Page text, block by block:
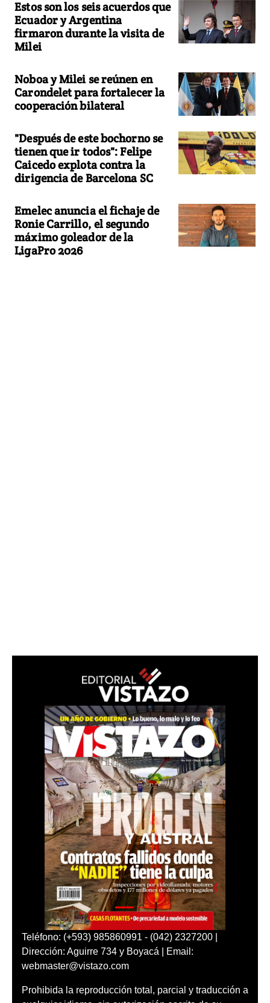
Estos son los seis acuerdos que
Ecuador y Argentina
firmaron durante la visita de
Milei
Noboa y Milei se reúnen en
Carondelet para fortalecer la
cooperación bilateral
"Después de este bochorno se
tienen que ir todos": Felipe
Caicedo explota contra la
dirigencia de Barcelona SC
Emelec anuncia el fichaje de
Ronie Carrillo, el segundo
máximo goleador de la
LigaPro 2026
Teléfono: (+593) 985860991 - (042) 2327200 |
Dirección: Aguirre 734 y Boyacá | Email:
webmaster@vistazo.com
Prohibida la reproducción total, parcial y traducción a